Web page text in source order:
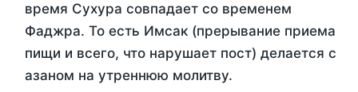
время Сухура совпадает со временем
Фаджра. То есть Имсак (прерывание приема
пищи и всего, что нарушает пост) делается с
азаном на утреннюю молитву.